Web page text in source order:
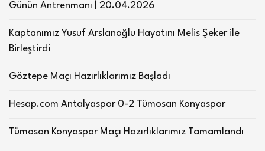
Günün Antrenmanı | 20.04.2026
Kaptanımız Yusuf Arslanoğlu Hayatını Melis Şeker ile
Birleştirdi
Göztepe Maçı Hazırlıklarımız Başladı
Hesap.com Antalyaspor 0-2 Tümosan Konyaspor
Tümosan Konyaspor Maçı Hazırlıklarımız Tamamlandı